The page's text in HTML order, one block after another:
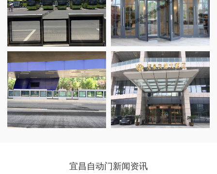
宾馆项
安全门案例_亳州汽车站项目
苏州三翼自动旋转门案例_苏
成都磁
线高铁
台安全门案例_济南BRT城市快
南京溧水两翼旋转门案例_溧
江苏两
宜昌自动门新闻资讯